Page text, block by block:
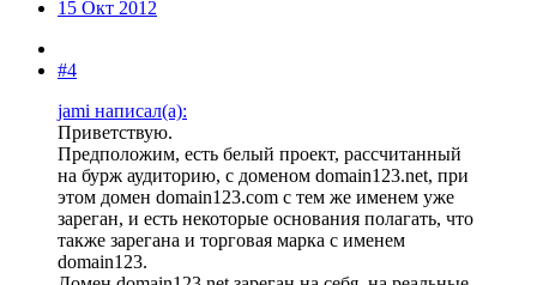
15 Окт 2012
#4
jami написал(а):
Приветствую.
Предположим, есть белый проект, рассчитанный
на бурж аудиторию, с доменом domain123.net, при
этом домен domain123.com с тем же именем уже
зареган, и есть некоторые основания полагать, что
также зарегана и торговая марка с именем
domain123.